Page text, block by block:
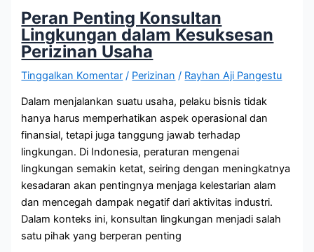
Peran Penting Konsultan
Lingkungan dalam Kesuksesan
Perizinan Usaha
Tinggalkan Komentar / Perizinan / Rayhan Aji Pangestu
Dalam menjalankan suatu usaha, pelaku bisnis tidak
hanya harus memperhatikan aspek operasional dan
finansial, tetapi juga tanggung jawab terhadap
lingkungan. Di Indonesia, peraturan mengenai
lingkungan semakin ketat, seiring dengan meningkatnya
kesadaran akan pentingnya menjaga kelestarian alam
dan mencegah dampak negatif dari aktivitas industri.
Dalam konteks ini, konsultan lingkungan menjadi salah
satu pihak yang berperan penting